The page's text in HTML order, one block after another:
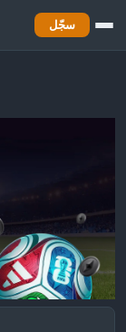
سجّل